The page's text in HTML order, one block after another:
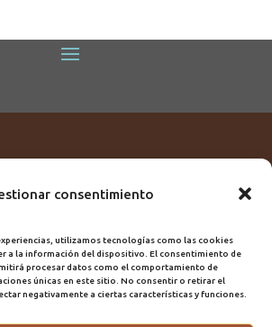
consentimiento
utilizamos tecnologías como las cookies
a la información del dispositivo. El consentimiento de
procesar datos como el comportamiento de
únicas en este sitio. No consentir o retirar el
negativamente a ciertas características y funciones.
SL.
68
de Gran Canaria
GC/20/PH/7192